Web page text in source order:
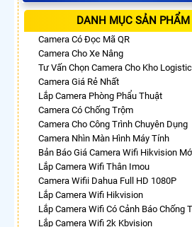
DANH MỤC SẢN PHẨM
Camera Có Đọc Mã QR
Camera Cho Xe Nâng
Tư Vấn Chọn Camera Cho Kho
Camera Giá Rẻ Nhất
Lắp Camera Phòng Phẩu Thuật
Camera Có Chống Trộm
Camera Cho Công Trình Chuyên Dụng
Camera Nhìn Màn Hình Máy Tính
Bản Báo Giá Camera Wifi Hikvision
Lắp Camera Wifi Thân Imou
Camera Wifii Dahua Full HD 1080P
Lắp Camera Wifi Hikvision
Lắp Camera Wifi Có Cảnh Báo Chống
Lắp Camera Wifi 2k Kbvision